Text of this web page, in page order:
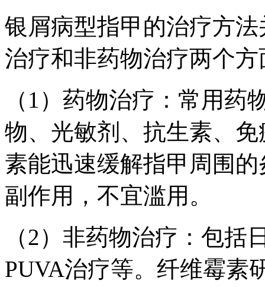
银屑病型指甲的治疗方
治疗和非药物治疗两个方
（1）药物治疗：常用
物、光敏剂、抗生素、
素能迅速缓解指甲周围
副作用，不宜滥用。
（2）非药物治疗：包
PUVA治疗等。纤维霉素